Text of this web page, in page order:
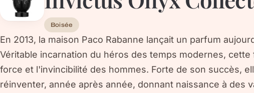
Boisée
En 2013, la maison Paco Rabanne lançait un parfum
Véritable incarnation du héros des temps modernes,
force et l'invincibilité des hommes. Forte de son succès,
réinventer, année après année, donnant naissance à des